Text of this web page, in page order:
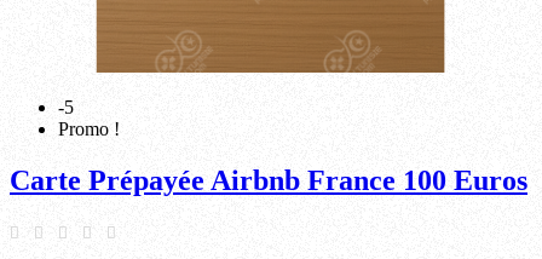
-5
Promo !
Carte Prépayée Airbnb France 100 Euros